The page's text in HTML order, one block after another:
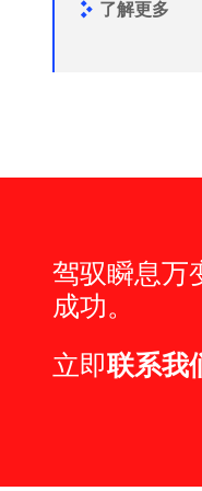
了解更多
驾驭瞬息万
成功。
立即联系我